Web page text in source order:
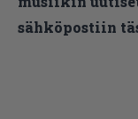
sähköpostiin